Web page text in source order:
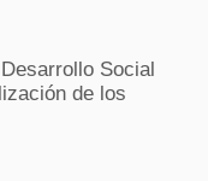
Social
de los